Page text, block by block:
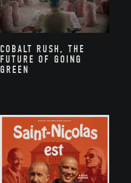
COBALT RUSH, THE
FUTURE OF GOING
GREEN